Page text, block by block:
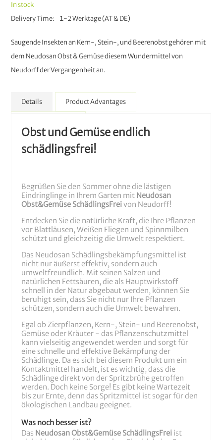
Saugende Insekten an Kern-, Stein-, und Beerenobst gehören mit
dem Neudosan Obst & Gemüse diesem Wundermittel von
Neudorff der Vergangenheit an.
In stock
Delivery Time
1-2 Werktage (AT & DE)
Details
Obst und Gemüse endlich
schädlingsfrei!
Begrüßen Sie den Sommer ohne die lästigen
Eindringlinge in Ihrem Garten mit Neudosan
Obst&Gemüse SchädlingsFreivon Neudorff!
Entdecken Sie die natürliche Kraft, die Ihre Pflanzen
vor Blattläusen, Weißen Fliegen und Spinnmilben
schützt und gleichzeitig die Umwelt respektiert.
Das Neudosan Schädlingsbekämpfungsmittel ist
nicht nur äußerst effektiv, sondern auch
umweltfreundlich. Mit seinen Salzen und
natürlichen Fettsäuren, die als Hauptwirkstoff
schnell in der Natur abgebaut werden, können Sie
beruhigt sein, dass Sie nicht nur Ihre Pflanzen
schützen, sondern auch die Umwelt bewahren.
Egal ob Zierpflanzen, Kern-, Stein- und Beerenobst,
Gemüse oder Kräuter - das Pflanzenschutzmittel
kann vielseitig angewendet werden und sorgt für
eine schnelle und effektive Bekämpfung der
Schädlinge. Da es sich bei diesem Produkt um ein
Kontaktmittel handelt, ist es wichtig, dass die
Schädlinge direkt von der Spritzbrühe getroffen
werden. Doch keine Sorge! Es gibt keine Wartezeit
bis zur Ernte, denn das Spritzmittel ist sogar für den
ökologischen Landbau geeignet.
Was noch besser ist?
Das Neudosan Obst&Gemüse SchädlingsFrei ist
Product Advantages